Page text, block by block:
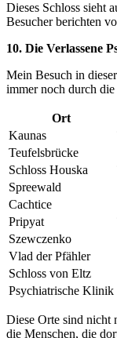
Dieses Schloss sieht
Besucher⁢ berichten
10. ⁤Die Verlassene
Mein Besuch in
immer ⁤noch durch die
Ort
Kaunas
Teufelsbrücke
Schloss Houska
Spreewald
Cachtice
Pripyat
Szewczenko
Vlad⁣ der Pfähler
Schloss‍ von Eltz
Psychiatrische ‌Klinik
Diese Orte ​sind ‌nicht
die​ Menschen, die